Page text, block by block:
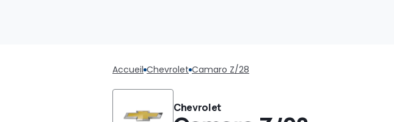
Accueil Chevrolet Camaro Z/28
Chevrolet